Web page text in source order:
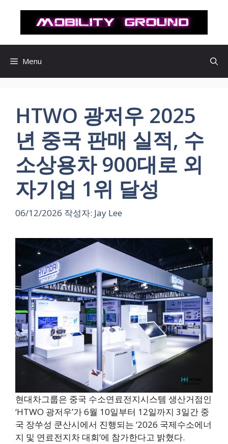
로
Menu
HTWO 광저우 2025
년 중국 판매 실적, 수
소상용차 900대로 외
자기업 1위 달성
06/12/2026 작성자: Jay Lee
현대차그룹은 중국 수소연료전지시스템 생산거점인
‘HTWO 광저우’가 6월 10일부터 12일까지 3일간 중
국 장쑤성 쿤산시에서 진행되는 ‘2026 국제수소에너
지 및 연료전지차 대회’에 참가한다고 밝혔다.